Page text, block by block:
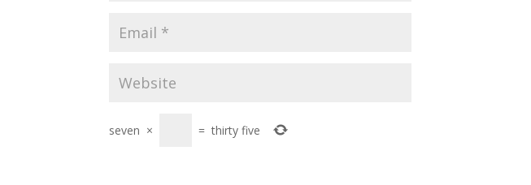
seven × = thirty five